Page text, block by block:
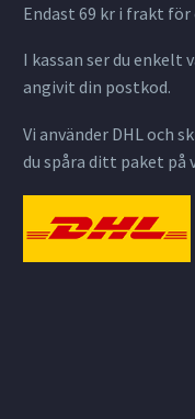
Endast 69 kr i frakt
I kassan ser du enkelt
angivit din postkod.
Vi använder DHL och
du spåra ditt paket på